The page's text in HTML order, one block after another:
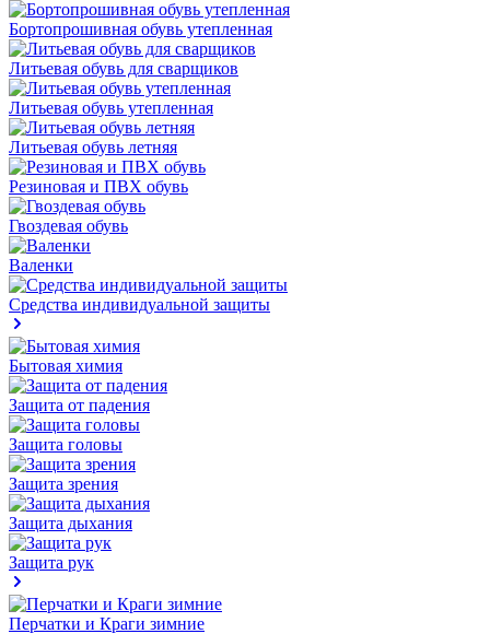
Бортопрошивная обувь утепленная
Литьевая обувь для сварщиков
Литьевая обувь утепленная
Литьевая обувь летняя
Резиновая и ПВХ обувь
Гвоздевая обувь
Валенки
Средства индивидуальной защиты
Бытовая химия
Защита от падения
Защита головы
Защита зрения
Защита дыхания
Защита рук
Перчатки и Краги зимние